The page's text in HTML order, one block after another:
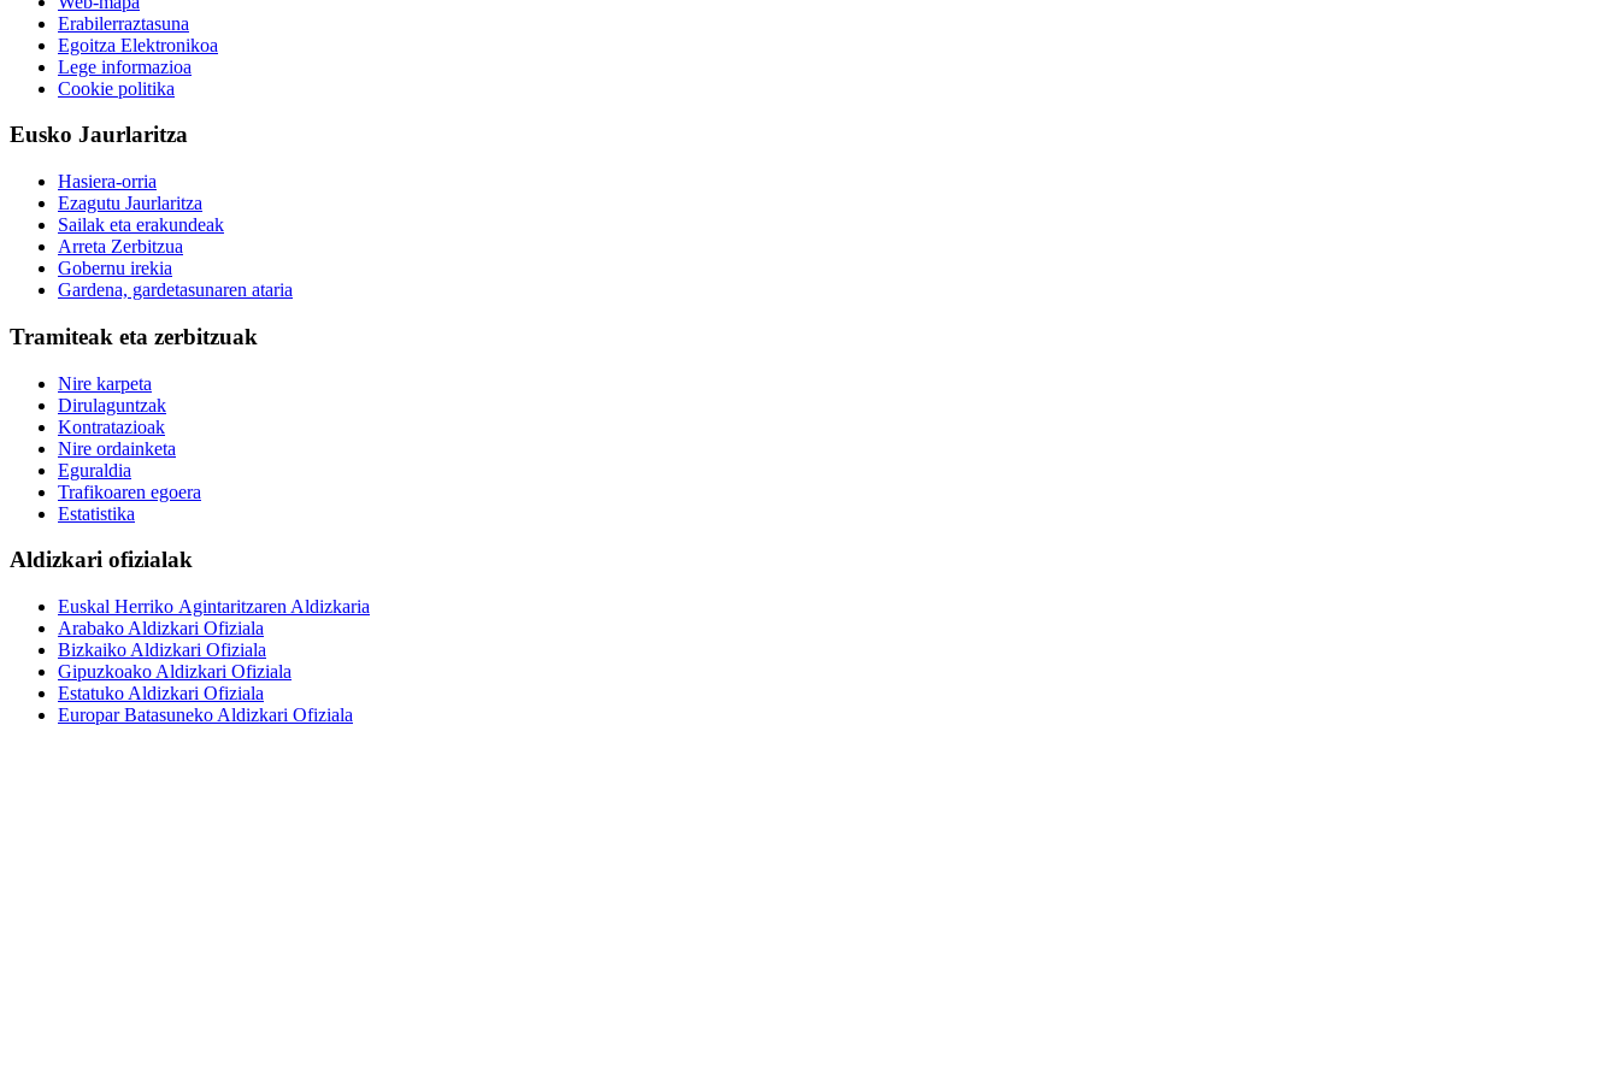
Erabilerraztasuna
Egoitza Elektronikoa
Lege informazioa
Cookie politika
Eusko Jaurlaritza
Hasiera-orria
Ezagutu Jaurlaritza
Sailak eta erakundeak
Arreta Zerbitzua
Gobernu irekia
Gardena, gardetasunaren ataria
Tramiteak eta zerbitzuak
Nire karpeta
Dirulaguntzak
Kontratazioak
Nire ordainketa
Eguraldia
Trafikoaren egoera
Estatistika
Aldizkari ofizialak
Euskal Herriko Agintaritzaren Aldizkaria
Arabako Aldizkari Ofiziala
Bizkaiko Aldizkari Ofiziala
Gipuzkoako Aldizkari Ofiziala
Estatuko Aldizkari Ofiziala
Europar Batasuneko Aldizkari Ofiziala